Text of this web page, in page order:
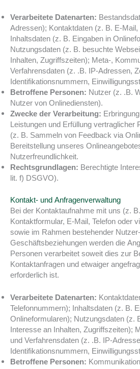
Verarbeitete Datenarten:
Adressen); Kontaktdaten (z. B. E-Mail,
Inhaltsdaten (z. B. Eingaben in
Nutzungsdaten (z. B. besuchte
Inhalten, Zugriffszeiten); Meta-,
Verfahrensdaten (z. .B. IP-Adressen,
Identifikationsnummern,
Betroffene Personen: Nutzer (z. .B.
Nutzer von Onlinediensten).
Zwecke der Verarbeitung:
Leistungen und Erfüllung vertraglicher
(z. B. Sammeln von Feedback via
Bereitstellung unseres
Nutzerfreundlichkeit.
Rechtsgrundlagen: Berechtigte
lit. f) DSGVO).
Kontakt- und Anfragenverwaltung
Bei der Kontaktaufnahme mit uns (z.
Kontaktformular, E-Mail, Telefon oder
sowie im Rahmen bestehender
Geschäftsbeziehungen werden die
Personen verarbeitet soweit dies zur
Kontaktanfragen und etwaiger
erforderlich ist.
Verarbeitete Datenarten:
Telefonnummern); Inhaltsdaten (z. B.
Onlineformularen); Nutzungsdaten (z.
Interesse an Inhalten, Zugriffszeiten);
und Verfahrensdaten (z. .B. IP-
Identifikationsnummern,
Betroffene Personen: